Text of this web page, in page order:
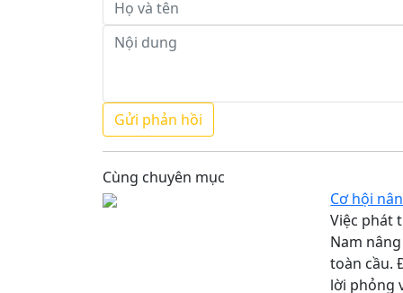
Cùng chuyên mục
Cơ hội
Việc phát
Nam
toàn cầu.
lời phỏng